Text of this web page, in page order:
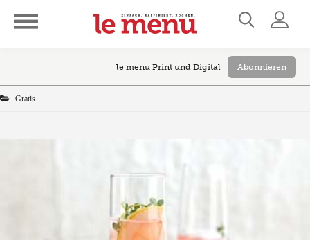
le menu Print und Digital Abonnieren
Gratis